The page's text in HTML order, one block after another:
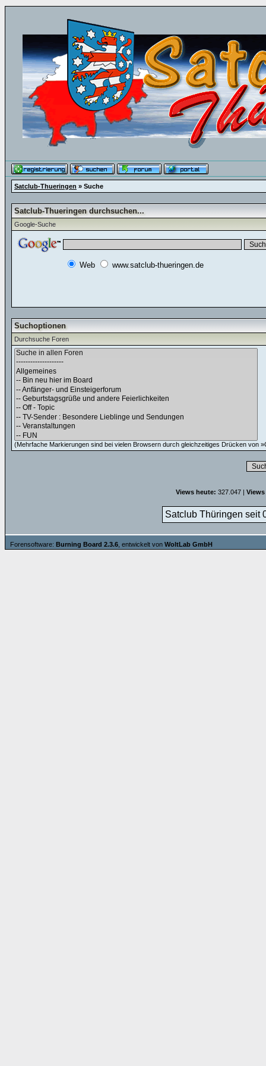
Satclub-Thueringen » Suche
Satclub-Thueringen durchsuchen...
Google-Suche
Web www.satclub-thueringen.de
Suchoptionen
Durchsuche Foren
(Mehrfache Markierungen sind bei vielen Browsern durch gleichzeitiges Drücken von
Views heute: 327.047 |
Satclub Thüringen seit
Forensoftware: Burning Board 2.3.6 , entwickelt von WoltLab GmbH